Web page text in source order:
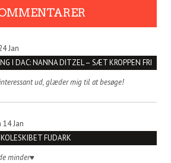
Jan
I DAC: NANNA DITZEL – SÆT KROPPEN FRI
ud, glæder mig til at besøge!
14 Jan
FUDARK
minder♥️